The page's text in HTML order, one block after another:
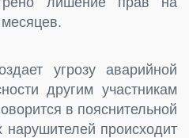
угрозу аварийной
другим участникам
в пояснительной
нарушителей происходит